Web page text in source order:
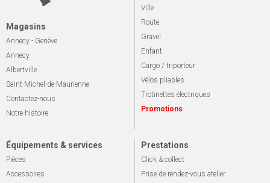
Magasins
Annecy - Genève
Annecy
Albertville
Saint-Michel-de-Maurienne
Contactez-nous
Notre histoire
Ville
Route
Gravel
Enfant
Cargo / triporteur
Vélos pliables
Trotinettes électriques
Promotions
Équipements & services
Pièces
Accessoires
Prestations
Click & collect
Prise de rendez-vous atelier